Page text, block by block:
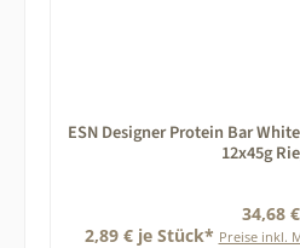
ESN Designer Protein Bar
12x45g
34,68 €
2,89 € je Stück* Preise inkl.